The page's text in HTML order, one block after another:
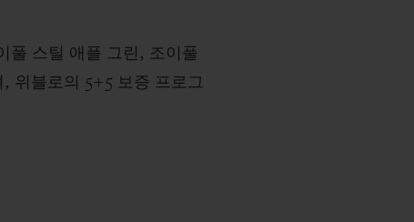
풀 스틸 애플 그린, 조이풀
위블로의 5+5 보증 프로그